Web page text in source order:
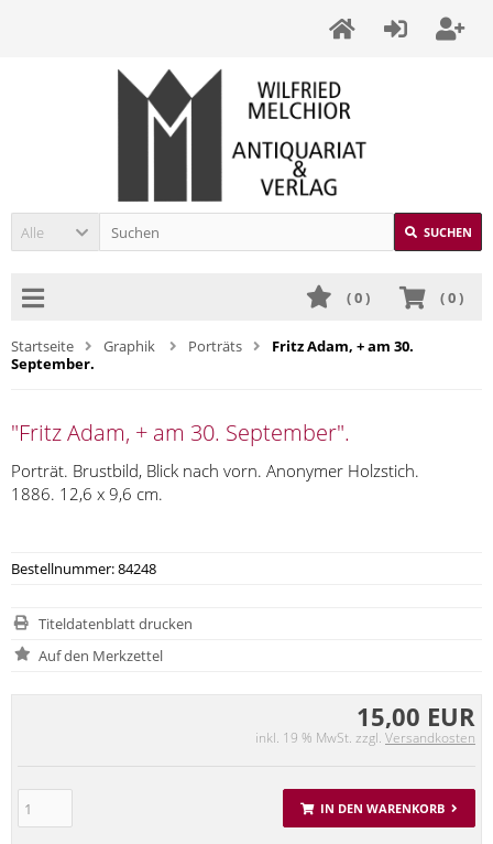
Alle SUCHEN
(0)
(0)
Startseite Graphik Porträts
Fritz Adam, + am 30.
September.
"Fritz Adam, + am 30. September".
Porträt. Brustbild, Blick nach vorn. Anonymer Holzstich.
1886. 12,6 x 9,6 cm.
15,00 EUR
inkl. 19 % MwSt. zzgl. Versandkosten
IN DEN WARENKORB
Bestellnummer: 84248
Titeldatenblatt drucken